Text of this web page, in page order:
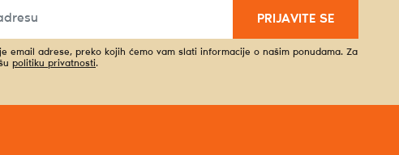
PRIJAVITE SE
email adrese, preko kojih ćemo vam slati informacije o našim ponudama. Za
politiku privatnosti.